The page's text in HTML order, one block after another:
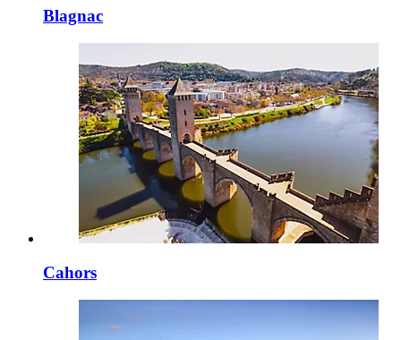
Blagnac
Cahors